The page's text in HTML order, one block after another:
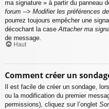
ma signature » à partir du panneau
forum --> Modifier les préférences
pourrez toujours empêcher une
décochant la case Attacher ma
de message.
Haut
Comment créer un
Il est facile de créer un sondage,
ou la modification du premier
permissions), cliquez sur l’onglet